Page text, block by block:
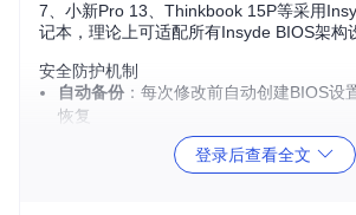
7、小新Pro 13、Thinkbook 15P等采用
记本，理论上可适配所有Insyde BIOS架构
安全防护机制
自动备份 ：每次修改前自动创建BIOS设
恢复
：内置参数状态验证，避免重
：完整记录所有修改过程，便于
登录后查看全文